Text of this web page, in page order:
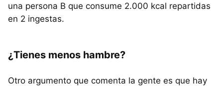
una persona B que consume 2.000 kcal repartidas
en 2 ingestas.
¿Tienes menos hambre?
Otro argumento que comenta la gente es que hay